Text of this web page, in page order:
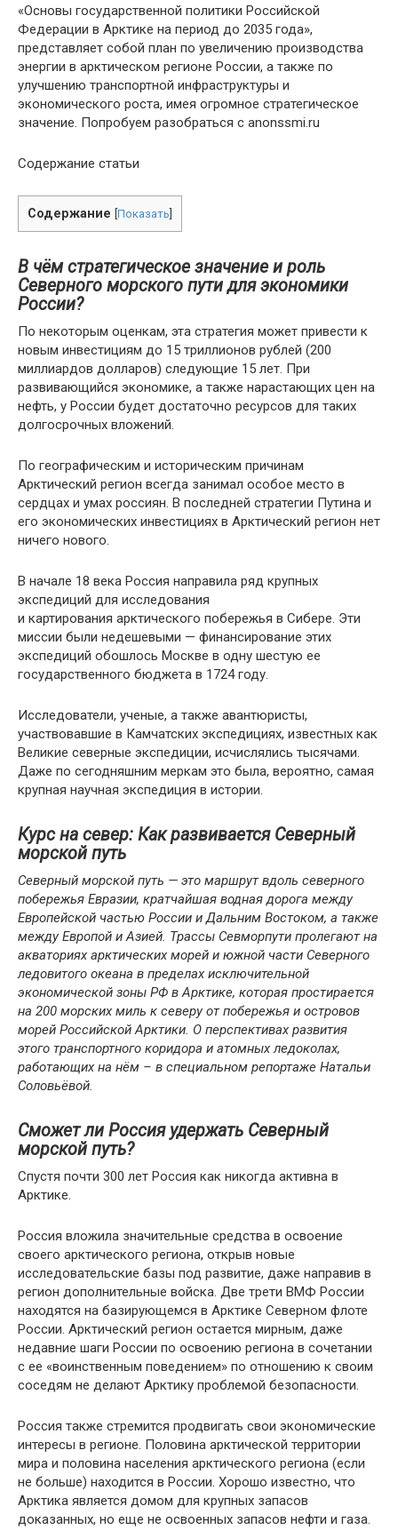
«Основы государственной политики Российской
Федерации в Арктике на период до 2035 года»,
представляет собой план по увеличению производства
энергии в арктическом регионе России, а также по
улучшению транспортной инфраструктуры и
экономического роста, имея огромное стратегическое
значение. Попробуем разобраться с anonssmi.ru
Содержание статьи
Содержание Показать
В чём стратегическое значение и роль
Северного морского пути для экономики
России?
По некоторым оценкам, эта стратегия может привести к
новым инвестициям до 15 триллионов рублей (200
миллиардов долларов) следующие 15 лет. При
развивающийся экономике, а также нарастающих цен на
нефть, у России будет достаточно ресурсов для таких
долгосрочных вложений.
По географическим и историческим причинам
Арктический регион всегда занимал особое место в
сердцах и умах россиян. В последней стратегии Путина и
его экономических инвестициях в Арктический регион нет
ничего нового.
В начале 18 века Россия направила ряд крупных
экспедиций для исследования
и картирования арктического побережья в Сибере. Эти
миссии были недешевыми — финансирование этих
экспедиций обошлось Москве в одну шестую ее
государственного бюджета в 1724 году.
Исследователи, ученые, а также авантюристы,
участвовавшие в Камчатских экспедициях, известных как
Великие северные экспедиции, исчислялись тысячами.
Даже по сегодняшним меркам это была, вероятно, самая
крупная научная экспедиция в истории.
Курс на север: Как развивается Северный
морской путь
Северный морской путь — это маршрут вдоль северного
побережья Евразии, кратчайшая водная дорога между
Европейской частью России и Дальним Востоком, а также
между Европой и Азией. Трассы Севморпути пролегают на
акваториях арктических морей и южной части Северного
ледовитого океана в пределах исключительной
экономической зоны РФ в Арктике, которая простирается
на 200 морских миль к северу от побережья и островов
морей Российской Арктики. О перспективах развития
этого транспортного коридора и атомных ледоколах,
работающих на нём – в специальном репортаже Натальи
Соловьёвой.
Сможет ли Россия удержать Северный
морской путь?
Спустя почти 300 лет Россия как никогда активна в
Арктике.
Россия вложила значительные средства в освоение
своего арктического региона, открыв новые
исследовательские базы под развитие, даже направив в
регион дополнительные войска. Две трети ВМФ России
находятся на базирующемся в Арктике Северном флоте
России. Арктический регион остается мирным, даже
недавние шаги России по освоению региона в сочетании
с ее «воинственным поведением» по отношению к своим
соседям не делают Арктику проблемой безопасности.
Россия также стремится продвигать свои экономические
интересы в регионе. Половина арктической территории
мира и половина населения арктического региона (если
не больше) находится в России. Хорошо известно, что
Арктика является домом для крупных запасов
доказанных, но еще не освоенных запасов нефти и газа.